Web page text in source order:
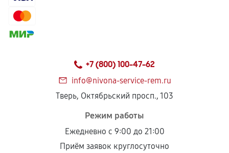
+7 (800) 100-47-62
info@nivona-service-rem.ru
Тверь, Октябрьский просп., 103
Режим работы
Ежедневно с 9:00 до 21:00
Приём заявок круглосуточно